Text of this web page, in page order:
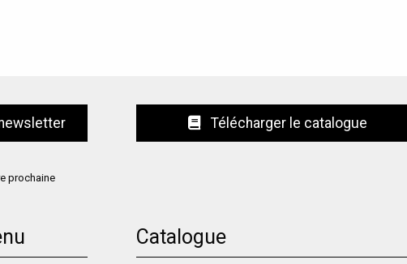
prochaine
Télécharger le catalogue
Catalogue